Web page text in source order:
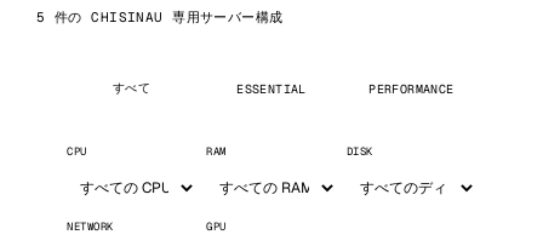
5 件の CHISINAU 専用サーバー構成
すべて ESSENTIAL PERFORMANCE
CPU RAM DISK
NETWORK GPU